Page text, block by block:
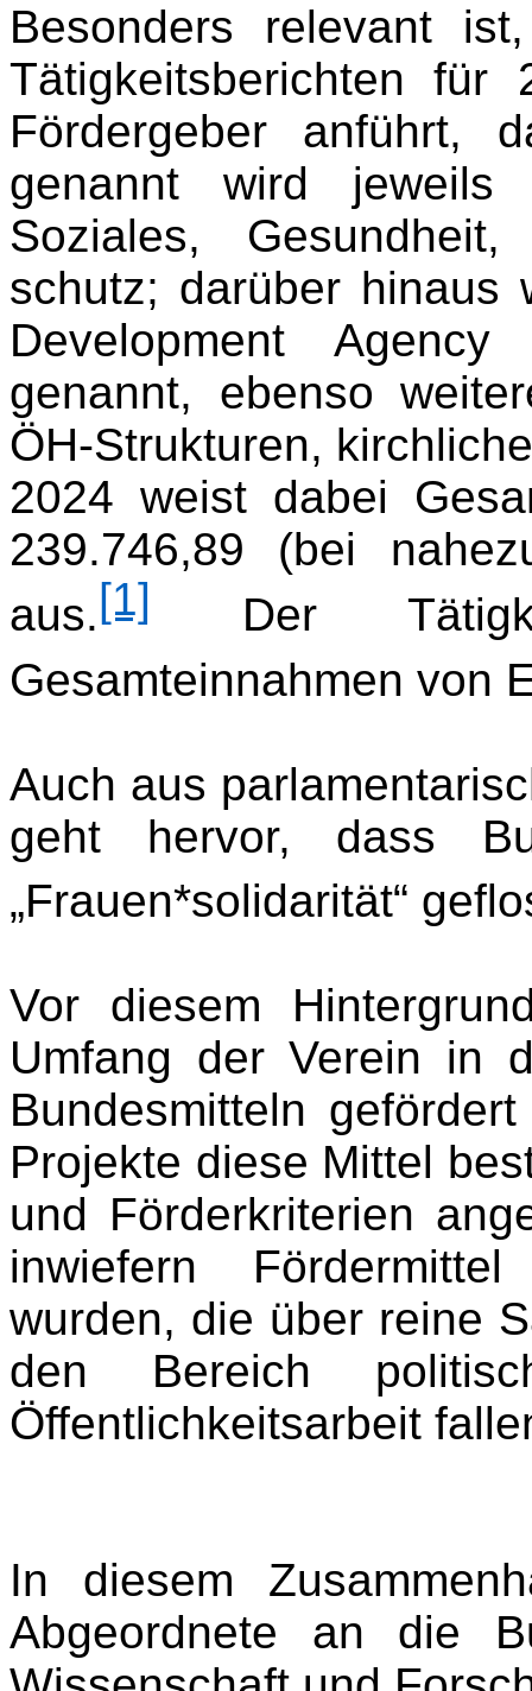
Besonders relevant
Tätigkeitsberichten für
Fördergeber anführt,
genannt wird jeweils
Soziales,
schutz; darüber hinaus
Development
genannt, ebenso
ÖH-Strukturen,
2024 weist dabei
239.746,89 (bei
aus.[1] Der
Gesamteinnahmen von
Auch aus
geht hervor, dass
„Frauen*solidarität“
Vor diesem
Umfang der Verein in
Bundesmitteln
Projekte diese Mittel
und Förderkriterien
inwiefern
wurden, die über reine
den Bereich
Öffentlichkeitsarbeit
In diesem
Abgeordnete an die